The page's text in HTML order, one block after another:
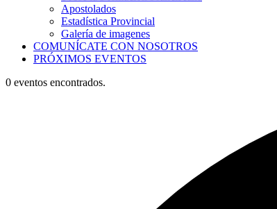
Apostolados
Estadística Provincial
Galería de imagenes
COMUNÍCATE CON NOSOTROS
PRÓXIMOS EVENTOS
0 eventos encontrados.